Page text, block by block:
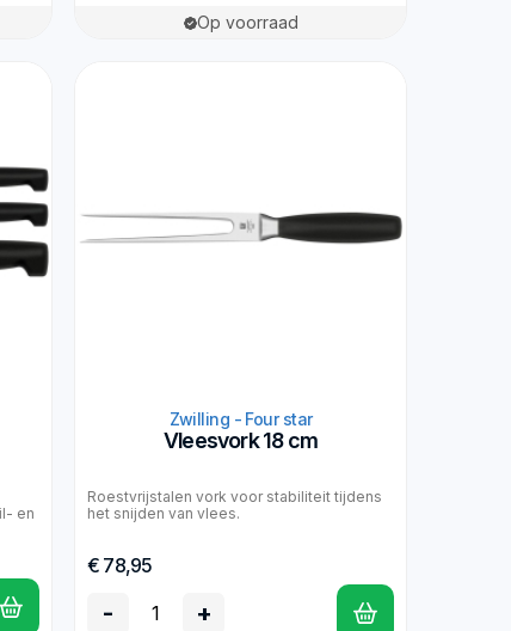
Op voorraad
en
Zwilling - Four star
Vleesvork 18 cm
Roestvrijstalen vork voor stabiliteit tijdens
het snijden van vlees.
€ 78,95
- +